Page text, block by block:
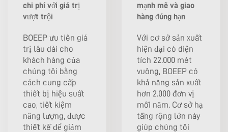
chi phí với giá trị
vượt trội
BOEEP ưu tiên giá
trị lâu dài cho
khách hàng của
chúng tôi bằng
cách cung cấp
thiết bị hiệu suất
cao, tiết kiệm
năng lượng, được
thiết kế để giảm
mạnh mẽ và giao
hàng đúng hạn
Với cơ sở sản xuất
hiện đại có diện
tích 22.000 mét
vuông, BOEEP có
khả năng sản xuất
hơn 2.000 đơn vị
mỗi năm. Cơ sở hạ
tầng rộng lớn này
giúp chúng tôi